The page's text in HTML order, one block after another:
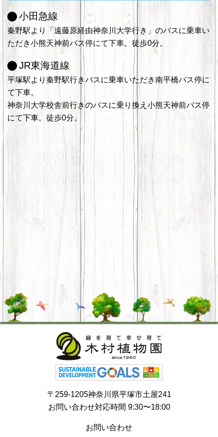
小田急線
秦野駅より「遠藤原経由神奈川大学行き」のバスに乗車い
ただき小熊天神前バス停にて下車。徒歩0分。
JR東海道線
平塚駅より秦野駅行きバスに乗車いただき南平橋バス停に
て下車。
神奈川大学校舎前行きのバスに乗り換え小熊天神前バス停
にて下車。徒歩0分。
〒259-1205神奈川県平塚市土屋241
お問い合わせ対応時間 9:30〜18:00
お問い合わせ